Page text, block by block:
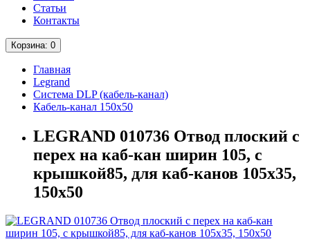
Статьи
Контакты
Корзина: 0
Главная
Legrand
Система DLP (кабель-канал)
Кабель-канал 150х50
LEGRAND 010736 Отвод плоский с
перех на каб-кан ширин 105, с
крышкой85, для каб-канов 105х35,
150х50